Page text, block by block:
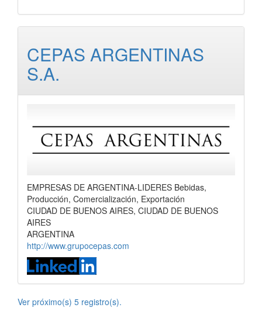
CEPAS ARGENTINAS
S.A.
EMPRESAS DE ARGENTINA-LIDERES Bebidas,
Producción, Comercialización, Exportación
CIUDAD DE BUENOS AIRES, CIUDAD DE BUENOS
AIRES
ARGENTINA
http://www.grupocepas.com
Ver próximo(s) 5 registro(s).